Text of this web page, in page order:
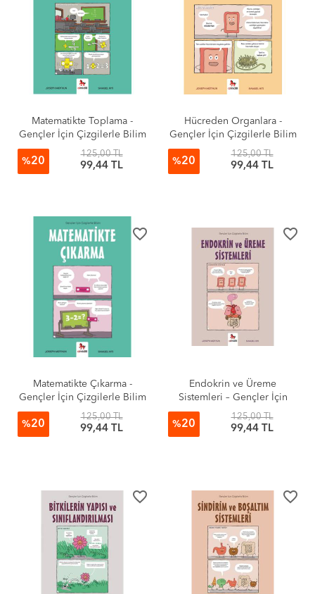
Matematikte Toplama -
Gençler İçin Çizgilerle Bilim
%20
125,00 TL
99,44 TL
Hücreden Organlara -
Gençler İçin Çizgilerle Bilim
%20
125,00 TL
99,44 TL
favorite_border
Matematikte Çıkarma -
Gençler İçin Çizgilerle Bilim
%20
125,00 TL
99,44 TL
favorite_border
Endokrin ve Üreme
Sistemleri – Gençler İçin
Çizgilerle Bilim
%20
125,00 TL
99,44 TL
favorite_border favorite_border